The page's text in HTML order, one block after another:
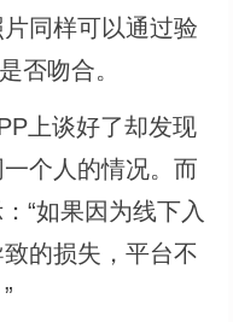
同样可以通过验
否吻合。
上谈好了却发现
个人的情况。而
“如果因为线下入
的损失，平台不